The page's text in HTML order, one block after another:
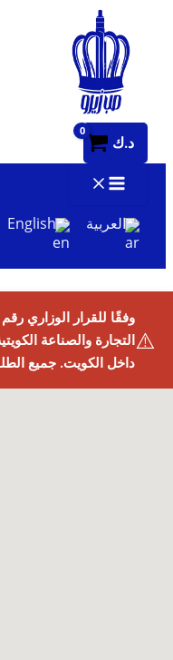
المحتوى
د.ك
العربية English
⚠️التجارة والصناعة
داخل الكويت. جميع